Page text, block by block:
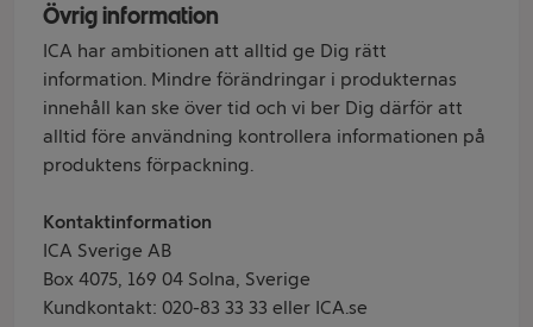
Övrig information
ICA har ambitionen att alltid ge Dig rätt
information. Mindre förändringar i produkternas
innehåll kan ske över tid och vi ber Dig därför att
alltid före användning kontrollera informationen på
produktens förpackning.
Kontaktinformation
ICA Sverige AB
Box 4075, 169 04 Solna, Sverige
Kundkontakt: 020-83 33 33 eller ICA.se